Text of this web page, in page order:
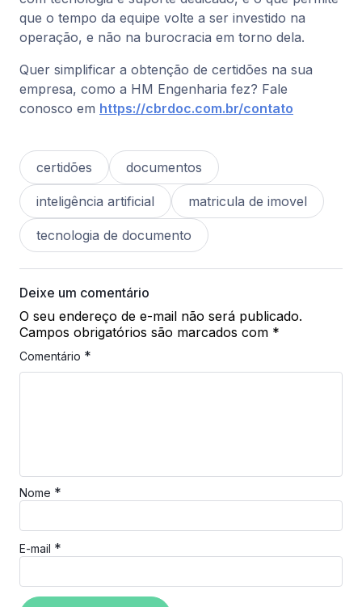
que o tempo da equipe volte a ser investido na
operação, e não na burocracia em torno dela.
Quer simplificar a obtenção de certidões na sua
empresa, como a HM Engenharia fez? Fale
conosco em https://cbrdoc.com.br/contato
certidões documentos
inteligência artificial matricula de imovel
tecnologia de documento
Deixe um comentário
O seu endereço de e-mail não será publicado.
Campos obrigatórios são marcados com *
Comentário *
Nome *
E-mail *